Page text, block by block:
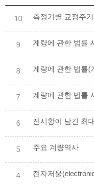
10 측정기별 교정주기
9
8
7
6
5 주요 계량역사
4